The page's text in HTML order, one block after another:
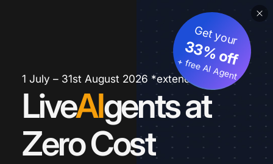
1 July – 31st August 2026 *extended
LiveAIgents at
Zero Cost
Get your
33% off
+ free AI Agent